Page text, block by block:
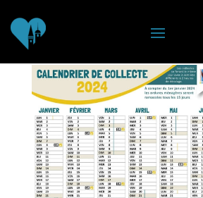
Vous êtes ici >